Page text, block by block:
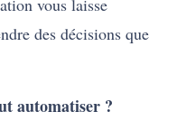
vous laisse
des décisions que
automatiser ?